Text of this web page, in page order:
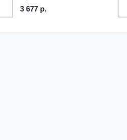
3 677 р.